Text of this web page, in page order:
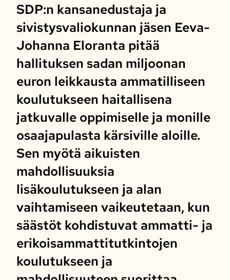
SDP:n kansanedustaja ja
sivistysvaliokunnan jäsen Eeva-
Johanna Eloranta pitää
hallituksen sadan miljoonan
euron leikkausta ammatilliseen
koulutukseen haitallisena
jatkuvalle oppimiselle ja monille
osaajapulasta kärsiville aloille.
Sen myötä aikuisten
mahdollisuuksia
lisäkoulutukseen ja alan
vaihtamiseen vaikeutetaan, kun
säästöt kohdistuvat ammatti- ja
erikoisammattitutkintojen
koulutukseen ja